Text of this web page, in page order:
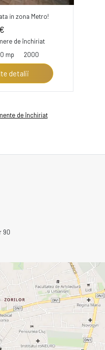
in zona Metro!
de închiriat
mp 2000
detalii
de închiriat
90